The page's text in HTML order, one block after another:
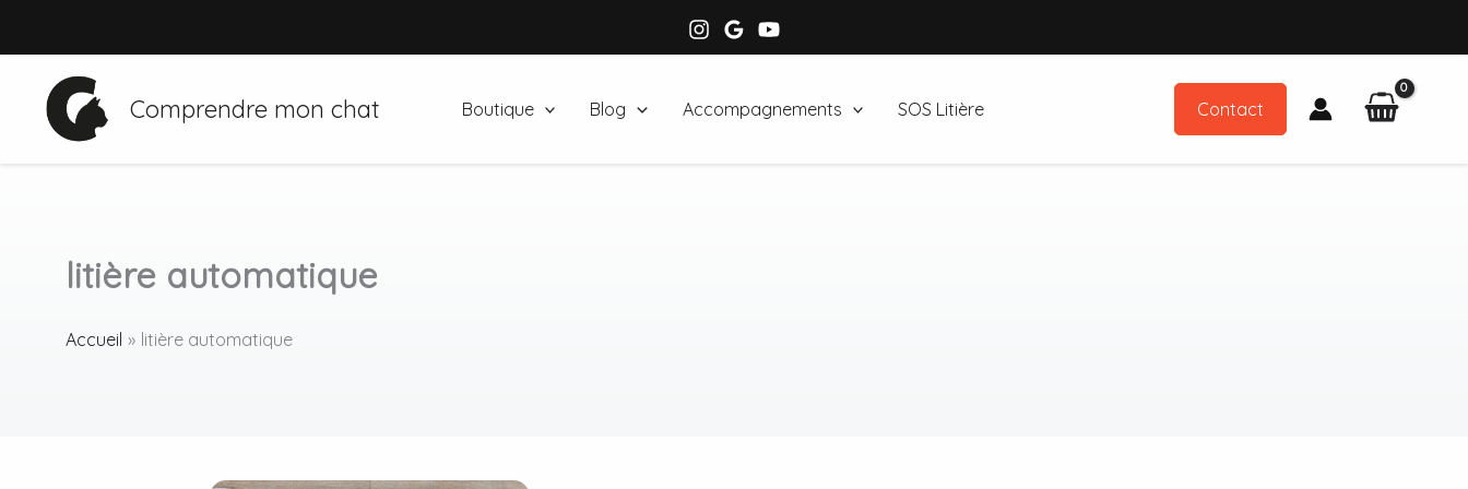
Comprendre mon chat Boutique Blog Accompagnements SOS Litière Contact
litière automatique
Accueil litière automatique